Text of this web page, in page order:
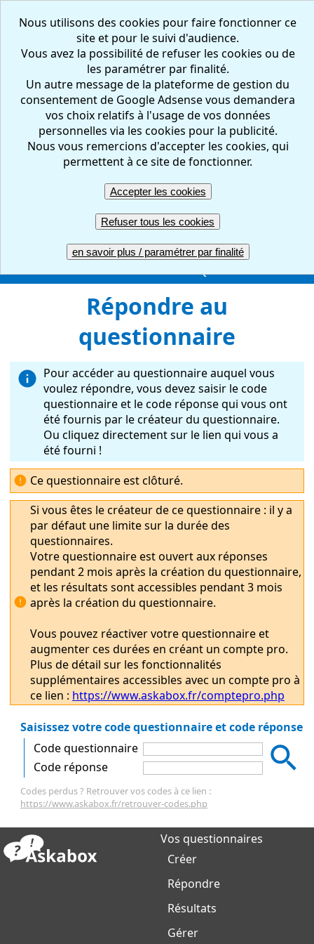
Nous utilisons des cookies pour faire fonctionner ce
site et pour le suivi d'audience.
Vous avez la possibilité de refuser les cookies ou de
les paramétrer par finalité.
Un autre message de la plateforme de gestion du
consentement de Google Adsense vous demandera
vos choix relatifs à l'usage de vos données
personnelles via les cookies pour la publicité.
Nous vous remercions d'accepter les cookies, qui
permettent à ce site de fonctionner.
Accepter les cookies
Refuser tous les cookies
en savoir plus / paramétrer par finalité
CREER REPONDRE
RESULTATS
GERER
COMPTE PRO UNE QUESTION ?
Répondre au
questionnaire
Pour accéder au questionnaire auquel vous
voulez répondre, vous devez saisir le code
questionnaire et le code réponse qui vous ont
été fournis par le créateur du questionnaire.
Ou cliquez directement sur le lien qui vous a
été fourni !
Ce questionnaire est clôturé.
Si vous êtes le créateur de ce questionnaire : il y a
par défaut une limite sur la durée des
questionnaires.
Votre questionnaire est ouvert aux réponses
pendant 2 mois après la création du questionnaire,
et les résultats sont accessibles pendant 3 mois
après la création du questionnaire.
Vous pouvez réactiver votre questionnaire et
augmenter ces durées en créant un compte pro.
Plus de détail sur les fonctionnalités
supplémentaires accessibles avec un compte pro à
ce lien : https://www.askabox.fr/comptepro.php
Saisissez votre code questionnaire et code réponse
Code questionnaire
Code réponse
Codes perdus ? Retrouver vos codes à ce lien :
https://www.askabox.fr/retrouver-codes.php
Vos questionnaires
Créer
Répondre
Résultats
Gérer